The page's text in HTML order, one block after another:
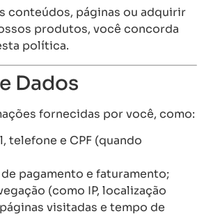
conteúdos, páginas ou adquirir
produtos, você concorda
política.
Dados
fornecidas por você, como:
telefone e CPF (quando
pagamento e faturamento;
(como IP, localização
visitadas e tempo de